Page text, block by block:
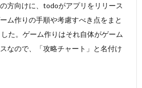
方向けに、todoがアプリをリリース
ム作りの手順や考慮すべき点をまと
た。ゲーム作りはそれ自体がゲーム
なので、「攻略チャート」と名付け